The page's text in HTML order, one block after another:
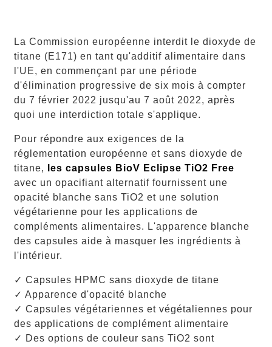
La Commission européenne interdit le dioxyde de
titane (E171) en tant qu'additif alimentaire dans
l'UE, en commençant par une période
d'élimination progressive de six mois à compter
du 7 février 2022 jusqu'au 7 août 2022, après
quoi une interdiction totale s'applique.
Pour répondre aux exigences de la
réglementation européenne et sans dioxyde de
titane,
les capsules BioV Eclipse TiO2 Free
avec un opacifiant alternatif fournissent une
opacité blanche sans TiO2 et une solution
végétarienne pour les applications de
compléments alimentaires. L'apparence blanche
des capsules aide à masquer les ingrédients à
l'intérieur.
✓ Capsules HPMC sans dioxyde de titane
✓ Apparence d'opacité blanche
✓ Capsules végétariennes et végétaliennes pour
des applications de complément alimentaire
✓ Des options de couleur sans TiO2 sont